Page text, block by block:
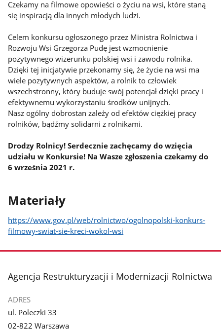
Czekamy na filmowe opowieści o życiu na wsi, które staną
się inspiracją dla innych młodych ludzi.
Celem konkursu ogłoszonego przez Ministra Rolnictwa i
Rozwoju Wsi Grzegorza Pudę jest wzmocnienie
pozytywnego wizerunku polskiej wsi i zawodu rolnika.
Dzięki tej inicjatywie przekonamy się, że życie na wsi ma
wiele pozytywnych aspektów, a rolnik to człowiek
wszechstronny, który buduje swój potencjał dzięki pracy i
efektywnemu wykorzystaniu środków unijnych.
Nasz ogólny dobrostan zależy od efektów ciężkiej pracy
rolników, bądźmy solidarni z rolnikami.
Drodzy Rolnicy! Serdecznie zachęcamy do wzięcia
udziału w Konkursie! Na Wasze zgłoszenia czekamy do
6 września 2021 r.
Materiały
https://www.gov.pl/web/rolnictwo/ogolnopolski-konkurs-
filmowy-swiat-sie-kreci-wokol-wsi
stopka
Agencja Restrukturyzacji i Modernizacji Rolnictwa
ADRES
ul. Poleczki 33
02-822 Warszawa